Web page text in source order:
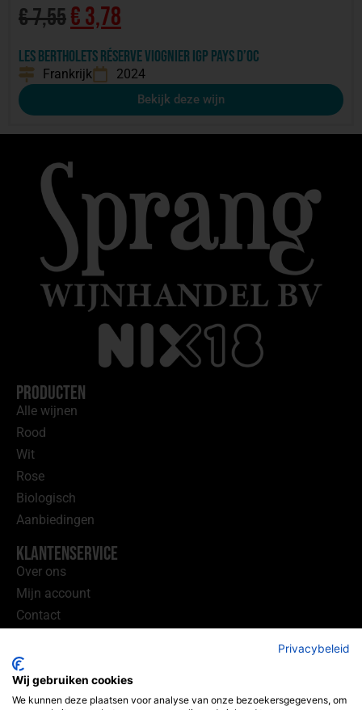
Privacybeleid
Wij gebruiken cookies
We kunnen deze plaatsen voor analyse van onze bezoekersgegevens, om
€7,55€3,78
Les Bertholets Réserve Viognier IGP Pays d’Oc
Frankrijk 2024
Bekijk deze wijn
Producten
Alle wijnen
Rood
Wit
Rose
Biologisch
Aanbiedingen
Klantenservice
Over ons
Mijn account
Contact
Wijnhandel Utrecht
Wijnhandel Sprang